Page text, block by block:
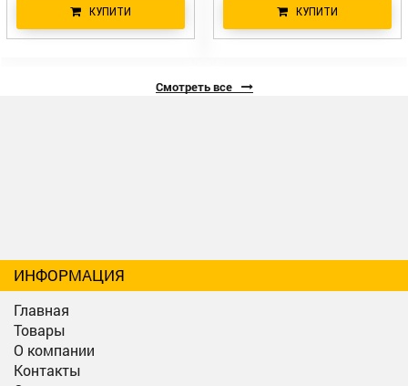
КУПИТИ КУПИТИ
Смотреть все
ИНФОРМАЦИЯ
Главная
Товары
О компании
Контакты